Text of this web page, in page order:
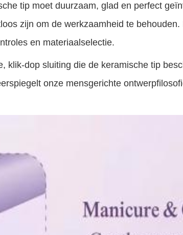
tip moet duurzaam, glad en perfect
zijn om de werkzaamheid te
en materiaalselectie.
klik-dop sluiting die de keramische tip
onze mensgerichte